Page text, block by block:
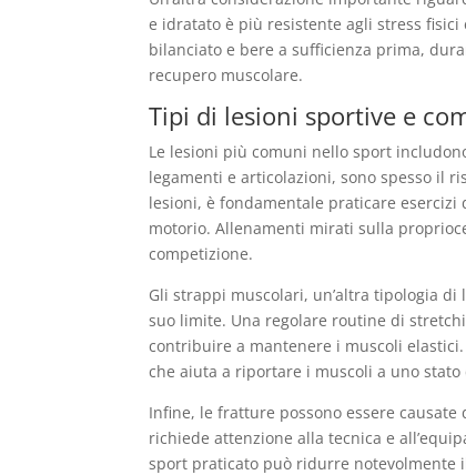
e idratato è più resistente agli stress
bilanciato e bere a sufficienza prima,
recupero muscolare.
Tipi di lesioni sportive e
Le lesioni più comuni nello sport
legamenti e articolazioni, sono spesso il
lesioni, è fondamentale praticare
motorio. Allenamenti mirati sulla
competizione.
Gli strappi muscolari, un’altra tipologia
suo limite. Una regolare routine di
contribuire a mantenere i muscoli
che aiuta a riportare i muscoli a uno
Infine, le fratture possono essere
richiede attenzione alla tecnica e
sport praticato può ridurre notevolmente